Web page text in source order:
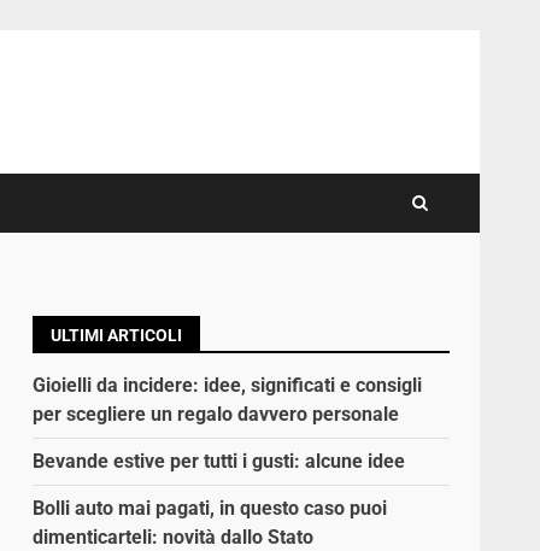
ULTIMI ARTICOLI
Gioielli da incidere: idee, significati e consigli
per scegliere un regalo davvero personale
Bevande estive per tutti i gusti: alcune idee
Bolli auto mai pagati, in questo caso puoi
dimenticarteli: novità dallo Stato